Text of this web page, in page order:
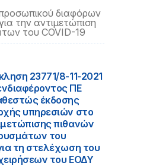
διαφόρων
την αντιμετώπιση
του COVID-19
23771/8-11-2021
ΠΕ
έκδοσης
υπηρεσιών στο
πιθανών
του
τη στελέχωση του
του ΕΟΔΥ